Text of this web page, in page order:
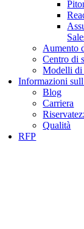
Aumento
Centro di
Modelli di
Informazioni
Blog
Carriera
Qualità
RFP